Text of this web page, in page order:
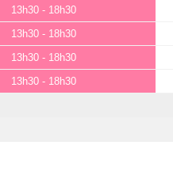
13h30 - 18h30
13h30 - 18h30
13h30 - 18h30
13h30 - 18h30